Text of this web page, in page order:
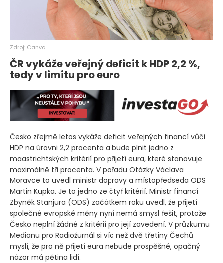
Zdroj: Canva
ČR vykáže veřejný deficit k HDP 2,2 %,
tedy v limitu pro euro
Česko zřejmě letos vykáže deficit veřejných financí vůči
HDP na úrovni 2,2 procenta a bude plnit jedno z
maastrichtských kritérií pro přijetí eura, které stanovuje
maximálně tři procenta. V pořadu Otázky Václava
Moravce to uvedl ministr dopravy a místopředseda ODS
Martin Kupka. Je to jedno ze čtyř kritérií. Ministr financí
Zbyněk Stanjura (ODS) začátkem roku uvedl, že přijetí
společné evropské měny nyní nemá smysl řešit, protože
Česko neplní žádné z kritérií pro její zavedení. V průzkumu
Medianu pro Radiožurnál si víc než dvě třetiny Čechů
myslí, že pro ně přijetí eura nebude prospěšné, opačný
názor má pětina lidí.